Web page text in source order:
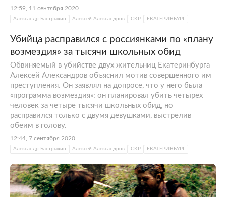
12:59, 11 сентября 2020
Александр Бастрыкин Алексей Александров СКР ЕКАТЕРИНБУРГ
Убийца расправился с россиянками по «плану
возмездия» за тысячи школьных обид
Обвиняемый в убийстве двух жительниц Екатеринбурга
Алексей Александров объяснил мотив совершенного им
преступления. Он заявлял на допросе, что у него была
«программа возмездия»: он планировал убить четырех
человек за четыре тысячи школьных обид, но
расправился только с двумя девушками, выстрелив
обеим в голову.
12:44, 7 сентября 2020
Александр Бастрыкин Алексей Александров СКР ЕКАТЕРИНБУРГ